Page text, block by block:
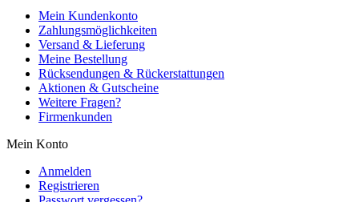
Mein Kundenkonto
Zahlungsmöglichkeiten
Versand & Lieferung
Meine Bestellung
Rücksendungen & Rückerstattungen
Aktionen & Gutscheine
Weitere Fragen?
Firmenkunden
Mein Konto
Anmelden
Registrieren